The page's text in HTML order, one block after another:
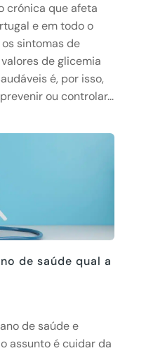
crónica que afeta
e em todo o
sintomas de
de glicemia
é, por isso,
ou controlar...
de saúde qual a
de saúde e
assunto é cuidar da